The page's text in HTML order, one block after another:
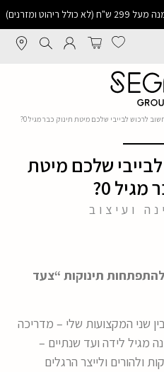
ומזרנים)
לרכוש לבייבי שלכם מיטת תינוק כבר מגיל 0?
שלכם מיטת
0?
ועיצוב
תינוקות “צעד
שני המקצועות שלי – מדריכה
מגיל לידה ועד שנתיים –
ולהורים ולייצר הרגלים